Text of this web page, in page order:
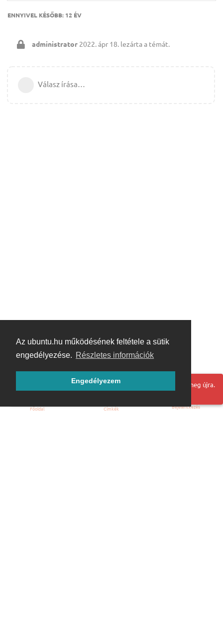
Az ubuntu.hu működésének feltétele a sütik
engedélyezése. Részletes információk
Engedélyezem
ENNYIVEL KÉSŐBB: 12 ÉV
administrator 2022. ápr 18. lezárta a témát.
Válasz írása…
Hoppá! Valami hiba történt. Frissítse az oldalt és próbálja meg újra.
Főoldal Címkék Bejelentkezés